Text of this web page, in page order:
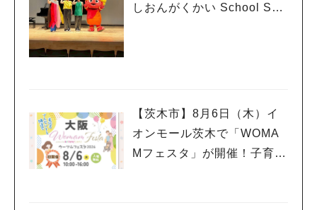
しおんがくかい School Son
【茨木市】8月6日（木）イ
オンモール茨木で「WOMA
Mフェスタ」が開催！子育て